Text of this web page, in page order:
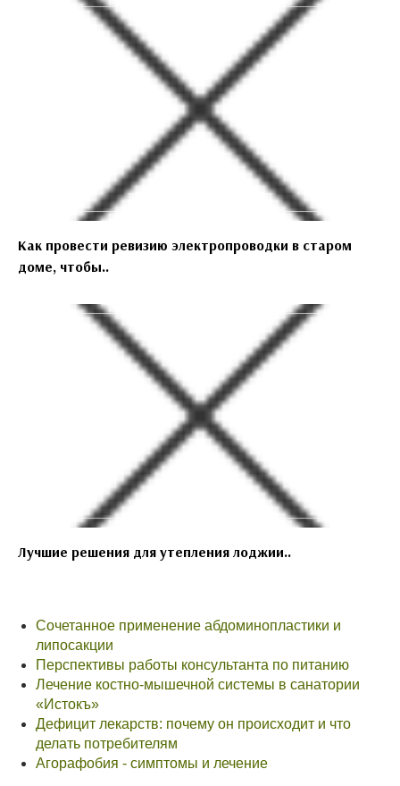
Как провести ревизию электропроводки в старом
доме, чтобы..
Лучшие решения для утепления лоджии..
Сочетанное применение абдоминопластики и
липосакции
Перспективы работы консультанта по питанию
Лечение костно-мышечной системы в санатории
«Истокъ»
Дефицит лекарств: почему он происходит и что
делать потребителям
Агорафобия - симптомы и лечение